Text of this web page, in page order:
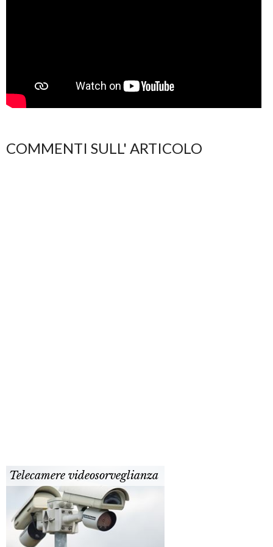
COMMENTI SULL' ARTICOLO
Telecamere videosorveglianza